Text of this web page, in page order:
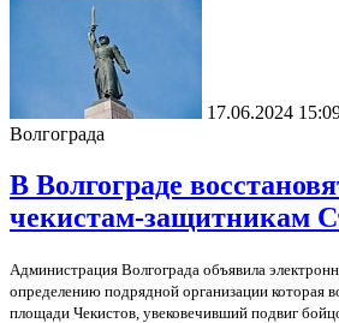
17.06.2024
Волгограда
В Волгограде
чекистам-защитникам
Администрация Волгограда объявила
определению подрядной организации которая
площади Чекистов, увековечивший подвиг